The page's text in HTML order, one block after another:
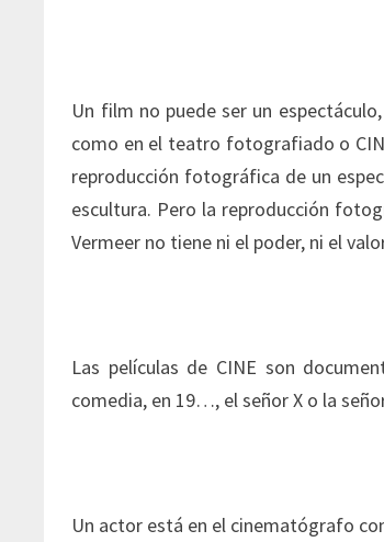
Un film no puede ser un
como en el teatro fotografiado o
reproducción fotográfica de un
escultura. Pero la reproducción
Vermeer no tiene ni el poder, ni el
Las películas de CINE son
comedia, en 19…, el señor X o la
Un actor está en el cinematógrafo